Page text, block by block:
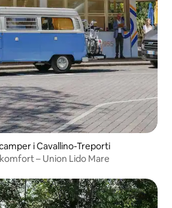
i Cavallino-Treporti
– Union Lido Mare